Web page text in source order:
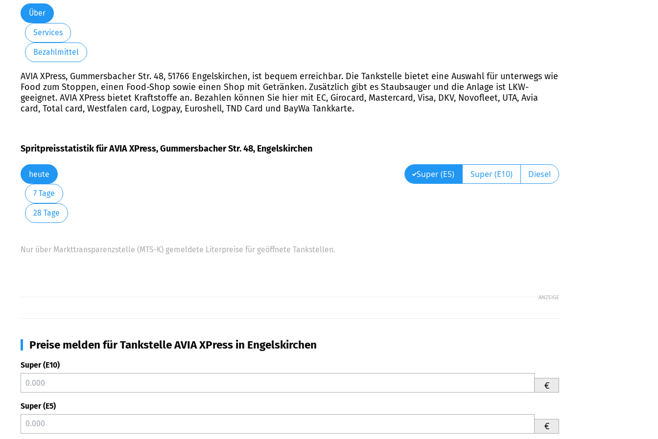
Freitag:
Samstag:
Sonntag:
Über
Services
Bezahlmittel
AVIA XPress, Gummersbacher Str. 48, 51766 Engelskirchen, ist bequem erreichbar. Die Tankstelle bietet eine Auswahl für unterwegs wie
Food zum Stoppen, einen Food-Shop sowie einen Shop mit Getränken. Zusätzlich gibt es Staubsauger und die Anlage ist LKW-
geeignet. AVIA XPress bietet Kraftstoffe an. Bezahlen können Sie hier mit EC, Girocard, Mastercard, Visa, DKV, Novofleet, UTA, Avia
card, Total card, Westfalen card, Logpay, Euroshell, TND Card und BayWa Tankkarte.
Spritpreisstatistik für AVIA XPress, Gummersbacher Str. 48, Engelskirchen
heute
7 Tage
28 Tage
Super (E5) Super (E10) Diesel
Nur über Markttransparenzstelle (MTS-K) gemeldete Literpreise für geöffnete Tankstellen.
ANZEIGE
Preise melden für Tankstelle AVIA XPress in Engelskirchen
Super (E10)
€
Super (E5)
€